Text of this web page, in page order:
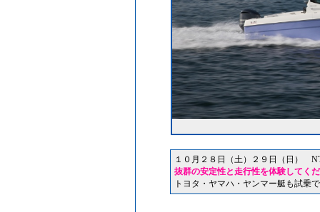
１０月２８日（土）２９日（日）
抜群の安定性と走行性を体験してく
トヨタ・ヤマハ・ヤンマー艇も試乗